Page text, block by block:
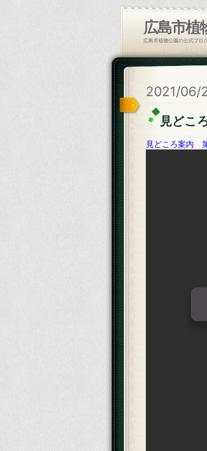
広島市植
広島市植物公園の公式ブロ
2021/06/
見どこ
見どころ案内